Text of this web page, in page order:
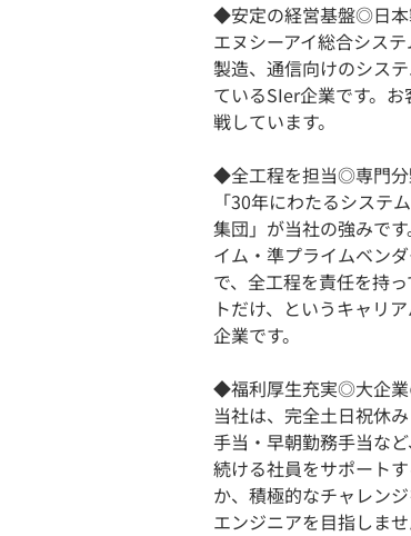
◆安定の経営基盤◎日本
エヌシーアイ総合シス
製造、通信向けのシス
ているSIer企業です。
戦しています。
◆全工程を担当◎専門分
「30年にわたるシステ
集団」が当社の強みで
イム・準プライムベン
で、全工程を責任を持
トだけ、というキャリ
企業です。
◆福利厚生充実◎大企業
当社は、完全土日祝休
手当・早朝勤務手当な
続ける社員をサポート
か、積極的なチャレン
エンジニアを目指しま